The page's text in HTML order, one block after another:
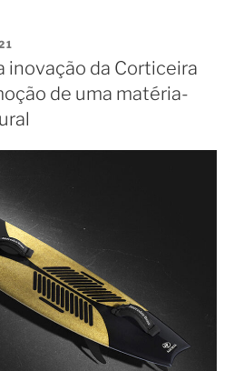
inovação da Corticeira
de uma matéria-